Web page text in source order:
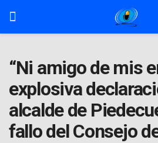
“Ni amigo de mis
explosiva
alcalde de
fallo del Consejo